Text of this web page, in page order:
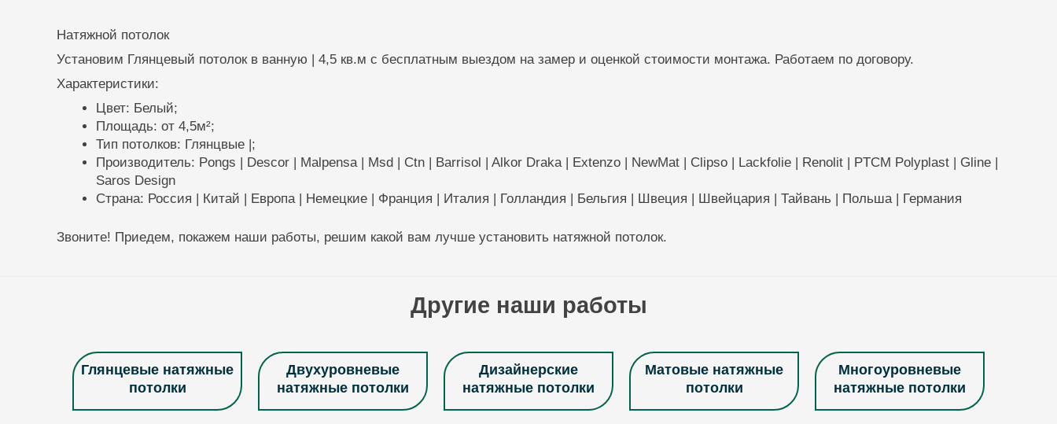
Натяжной потолок
Установим Глянцевый потолок в ванную | 4,5 кв.м с бесплатным выездом на замер и оценкой стоимости монтажа. Работаем по договору.
Характеристики:
Цвет: Белый;
Площадь: от 4,5м²;
Тип потолков: Глянцвые |;
Производитель: Pongs | Descor | Malpensa | Msd | Ctn | Barrisol | Alkor Draka | Extenzo | NewMat | Clipso | Lackfolie | Renolit | PTCM Polyplast | Gline |
Saros Design
Страна: Россия | Китай | Европа | Немецкие | Франция | Италия | Голландия | Бельгия | Швеция | Швейцария | Тайвань | Польша | Германия
Звоните! Приедем, покажем наши работы, решим какой вам лучше установить натяжной потолок.
Другие наши работы
Глянцевые натяжные
потолки
Двухуровневые
натяжные потолки
Дизайнерские
натяжные потолки
Матовые натяжные
потолки
Многоуровневые
натяжные потолки